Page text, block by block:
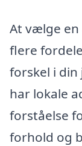
At vælge en
flere
forskel i din
har lokale
forståelse
forhold og